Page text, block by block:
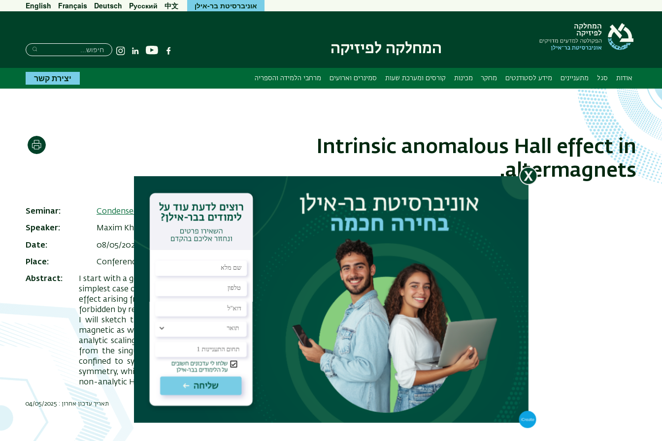
תפריט
משני
אוניברסיטת בר-אילן English Français Deutsch Pусский 中文
המחלקה לפיזיקה פייסבוקיוטיוב Linkedin
Instagram
חיפוש
חיפוש
חיפוש
אודות סגל מתעניינים מידע לסטודנטים מחקר מכינות קורסים ומערכת שעות סמינרים וארועים מרחבי הלמידה והספריה יצירת קשר
Intrinsic anomalous Hall effect in
altermagnets.
הדפסה
Seminar Condensed Matter Resnick seminar
Speaker Maxim Khodas, the Hebrew University
Date 08/05/2025 , 12:30
Place Conference room on the 0th floor of Resnick building
Abstract
I start with a general exposition of altermagnetism. The 2D Lieb lattice model is the
simplest case of this novel magnetic phase. We will then focus on the anomalous Hall
effect arising from the altermagnetic order and spin-orbit interaction. The Hall effect is
forbidden by residual spin symmetries and becomes allowed in the magnetic group.
I will sketch the details of the minimal model for the case of FeSb2
. It is based on
magnetic as well as spin space group formulations. We will discuss how the linear non-
analytic scaling of the intrinsic Hall conductivity arises in a simple model. It originates
from the singularity of the Berry curvature localized along lines on a Fermi surface
confined to symmetry planes. These planes host spin degeneracy protected by spin
symmetry, which is lifted by spin-orbit interaction. I will show how this gives rise to the
non-analytic Hall conductivity.
תאריך עדכון אחרון : 04/05/2025